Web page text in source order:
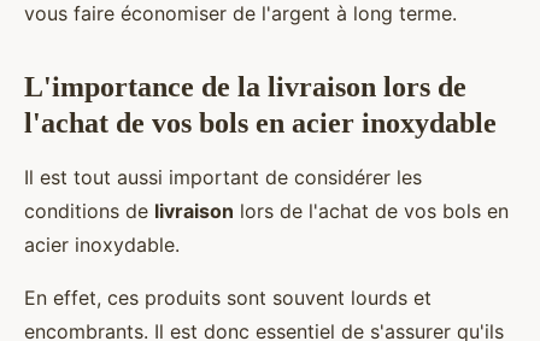
vous faire économiser de l'argent à long terme.
L'importance de la livraison lors de
l'achat de vos bols en acier inoxydable
Il est tout aussi important de considérer les
conditions de livraison lors de l'achat de vos bols en
acier inoxydable.
En effet, ces produits sont souvent lourds et
encombrants. Il est donc essentiel de s'assurer qu'ils